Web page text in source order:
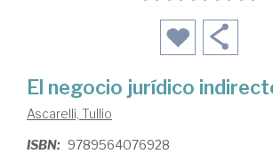
El negocio jurídico
Ascarelli, Tullio
ISBN: 9789564076928